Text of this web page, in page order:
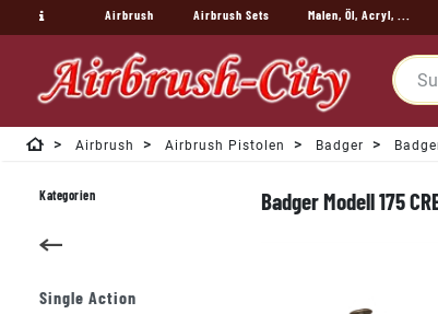
Airbrush Airbrush Sets Malen, Öl, Acryl, ...
Airbrush Airbrush Pistolen Badger
Badger Modell 175
Kategorien
Single Action